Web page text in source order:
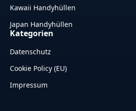
Kawaii Handyhüllen
Japan Handyhüllen
Kategorien
Datenschutz
Cookie Policy (EU)
Impressum